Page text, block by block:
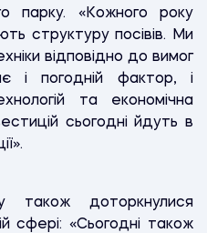
парку. «Кожного року
структуру посівів. Ми
відповідно до вимог
і погодній фактор, і
та економічна
сьогодні йдуть в
також доторкнулися
сфері: «Сьогодні також